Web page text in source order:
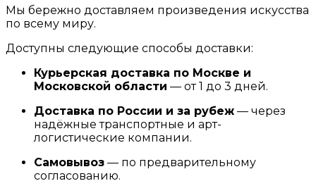
Мы бережно доставляем произведения искусства
по всему миру.
Доступны следующие способы доставки:
Курьерская доставка по Москве и
Московской области — от 1 до 3 дней.
Доставка по России и за рубеж — через
надёжные транспортные и арт-
логистические компании.
Самовывоз — по предварительному
согласованию.